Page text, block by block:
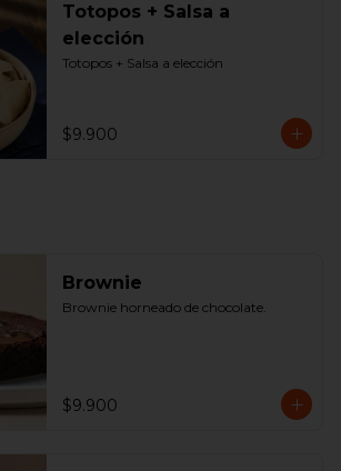
Totopos + Salsa a
elección
Totopos + Salsa a elección
$9.900
Brownie
Brownie horneado de chocolate.
$9.900